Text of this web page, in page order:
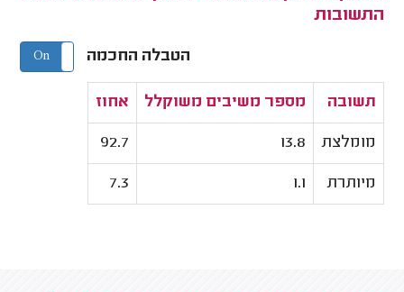
התשובות
הטבלה החכמה On Off
תשובה מספר משיבים משוקלל אחוז
מומלצת 13.8
92.7
מיותרת 1.1
7.3